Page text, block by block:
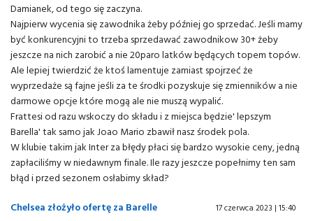
Damianek, od tego się zaczyna.
Najpierw wycenia się zawodnika żeby później go sprzedać. Jeśli mamy
być konkurencyjni to trzeba sprzedawać zawodnikow 30+ żeby
jeszcze na nich zarobić a nie 20paro latków będących topem topów.
Ale lepiej twierdzić że ktoś lamentuje zamiast spojrzeć że
wyprzedaże są fajne jeśli za te środki pozyskuje się zmienników a nie
darmowe opcje które mogą ale nie muszą wypalić.
Frattesi od razu wskoczy do składu i z miejsca będzie' lepszym
Barella' tak samo jak Joao Mario zbawił nasz środek pola.
W klubie takim jak Inter za błędy płaci się bardzo wysokie ceny, jedną
zapłaciliśmy w niedawnym finale. Ile razy jeszcze popełnimy ten sam
błąd i przed sezonem osłabimy skład?
Chelsea złożyło ofertę za Barelle
17 czerwca 2023 | 15:40